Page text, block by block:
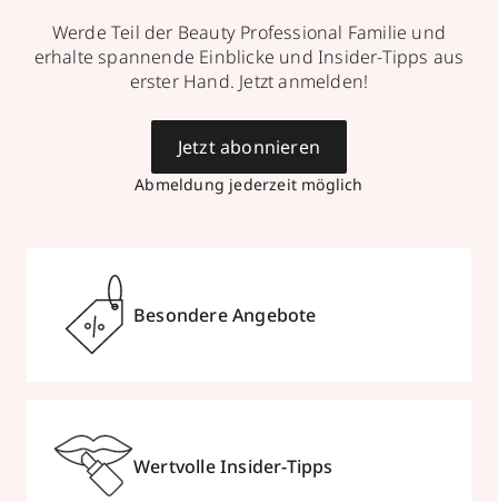
Werde Teil der Beauty Professional Familie und
erhalte spannende Einblicke und Insider-Tipps aus
erster Hand. Jetzt anmelden!
Abmeldung jederzeit möglich
Jetzt abonnieren
Besondere Angebote
Wertvolle Insider-Tipps